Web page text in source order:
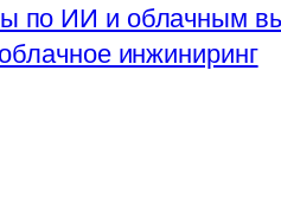
по ИИ и облачным
инжиниринг